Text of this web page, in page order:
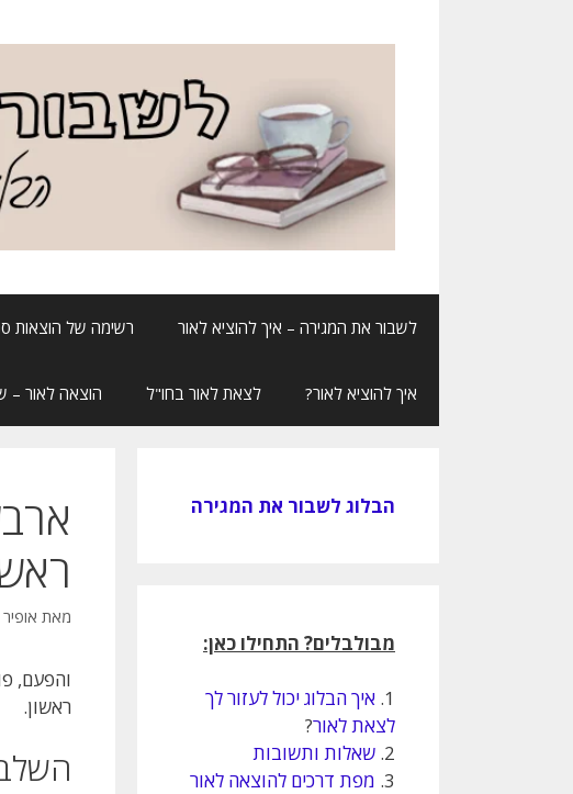
לשבור את המגירה – איך להוציא לאור רשימה של הוצאות
איך להוציא לאור? לצאת לאור בחו"ל הוצאה לאור –
מאת אופיר
והפעם,
ראשון.
הבלוג לשבור את המגירה
מבולבלים? התחילו כאן:
1. איך הבלוג יכול לעזור לך
לצאת לאור?
2. שאלות ותשובות
3. מפת דרכים להוצאה לאור